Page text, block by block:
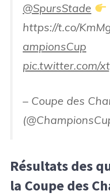
@SpursStade
https://t.co/
ampionsCup
pic.twitter.com/
– Coupe des
Résultats des
la Coupe des